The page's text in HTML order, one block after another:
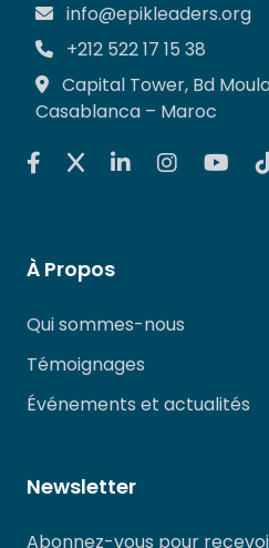
info@epikleaders.org
+212 522 17 15 38
Capital Tower, Bd
Casablanca – Maroc
À Propos
Qui sommes-nous
Témoignages
Événements et actualités
Newsletter
Abonnez-vous pour